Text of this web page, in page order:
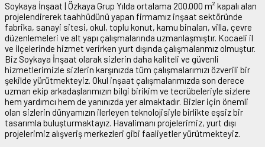
Soykaya İnşaat | Özkaya Grup Yılda ortalama 200.000 m² kapalı alan
projelendirerek taahhüdünü yapan firmamız inşaat sektöründe
fabrika, sanayi sitesi, okul, toplu konut, kamu binaları, villa, çevre
düzenlemeleri ve alt yapı çalışmalarında uzmanlaşmıştır. Kocaeli il
ve ilçelerinde hizmet verirken yurt dışında çalışmalarımız olmuştur.
Biz Soykaya İnşaat olarak sizlerin daha kaliteli ve güvenli
hizmetlerimizle sizlerin karşınızda tüm çalışmalarımızı özverili bir
şekilde yürütmekteyiz. Okul inşaat çalışmalarımızda son derece
uzman ekip arkadaşlarımızın bilgi birikim ve tecrübeleriyle sizlere
hem yardımcı hem de yanınızda yer almaktadır. Bizler için önemli
olan sizlerin dünyamızın ilerleyen teknolojisiyle birlikte eşsiz bir
tasarımla buluşturmaktayız. Havalimanı projelerimiz, yurt dışı
projelerimiz alışveriş merkezleri gibi faaliyetler yürütmekteyiz.